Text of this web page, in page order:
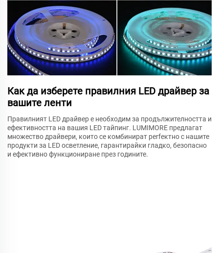
Как да изберете правилния LED драйвер за
вашите ленти
Правилният LED драйвер е необходим за продължителността и
ефективността на вашия LED тайпинг. LUMIMORE предлагат
множество драйвери, които се комбинират perfектно с нашите
продукти за LED осветление, гарантирайки гладко, безопасно
и ефективно функциониране през годините.